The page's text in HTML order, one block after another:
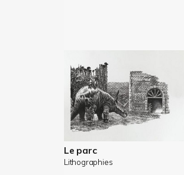
Le parc
Lithographies